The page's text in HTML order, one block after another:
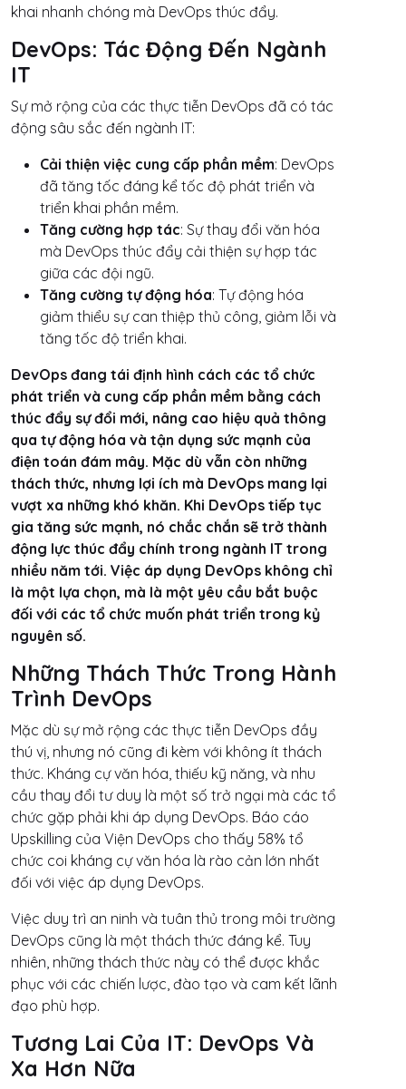
khai nhanh chóng mà DevOps thúc đẩy.
DevOps: Tác Động Đến Ngành
IT
Sự mở rộng của các thực tiễn DevOps đã có tác
động sâu sắc đến ngành IT:
Cải thiện việc cung cấp phần mềm: DevOps
đã tăng tốc đáng kể tốc độ phát triển và
triển khai phần mềm.
Tăng cường hợp tác: Sự thay đổi văn hóa
mà DevOps thúc đẩy cải thiện sự hợp tác
giữa các đội ngũ.
Tăng cường tự động hóa: Tự động hóa
giảm thiểu sự can thiệp thủ công, giảm lỗi và
tăng tốc độ triển khai.
DevOps đang tái định hình cách các tổ chức
phát triển và cung cấp phần mềm bằng cách
thúc đẩy sự đổi mới, nâng cao hiệu quả thông
qua tự động hóa và tận dụng sức mạnh của
điện toán đám mây. Mặc dù vẫn còn những
thách thức, nhưng lợi ích mà DevOps mang lại
vượt xa những khó khăn. Khi DevOps tiếp tục
gia tăng sức mạnh, nó chắc chắn sẽ trở thành
động lực thúc đẩy chính trong ngành IT trong
nhiều năm tới. Việc áp dụng DevOps không chỉ
là một lựa chọn, mà là một yêu cầu bắt buộc
đối với các tổ chức muốn phát triển trong kỷ
nguyên số.
Những Thách Thức Trong Hành
Trình DevOps
Mặc dù sự mở rộng các thực tiễn DevOps đầy
thú vị, nhưng nó cũng đi kèm với không ít thách
thức. Kháng cự văn hóa, thiếu kỹ năng, và nhu
cầu thay đổi tư duy là một số trở ngại mà các tổ
chức gặp phải khi áp dụng DevOps. Báo cáo
Upskilling của Viện DevOps cho thấy 58% tổ
chức coi kháng cự văn hóa là rào cản lớn nhất
đối với việc áp dụng DevOps.
Việc duy trì an ninh và tuân thủ trong môi trường
DevOps cũng là một thách thức đáng kể. Tuy
nhiên, những thách thức này có thể được khắc
phục với các chiến lược, đào tạo và cam kết lãnh
đạo phù hợp.
Tương Lai Của IT: DevOps Và
Xa Hơn Nữa